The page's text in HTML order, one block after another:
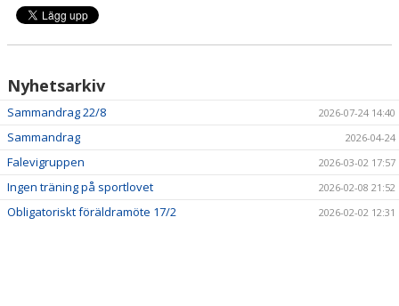
Nyhetsarkiv
Sammandrag 22/8 2026-07-24 14:40
Sammandrag 2026-04-24
Falevigruppen 2026-03-02 17:57
Ingen träning på sportlovet 2026-02-08 21:52
Obligatoriskt föräldramöte 17/2 2026-02-02 12:31